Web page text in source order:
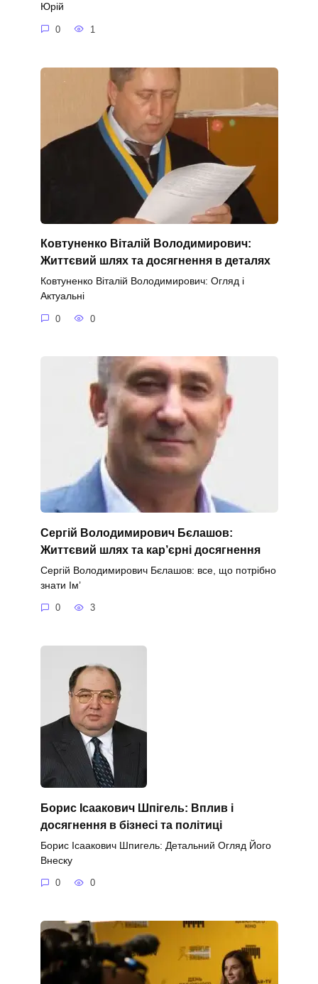
Юрій
0 1
Ковтуненко Віталій Володимирович:
Життєвий шлях та досягнення в деталях
Ковтуненко Віталій Володимирович: Огляд і
Актуальні
0 0
Сергій Володимирович Бєлашов:
Життєвий шлях та кар’єрні досягнення
Сергій Володимирович Бєлашов: все, що потрібно
знати Ім’
0 3
Борис Ісаакович Шпігель: Вплив і
досягнення в бізнесі та політиці
Борис Ісаакович Шпигель: Детальний Огляд Його
Внеску
0 0